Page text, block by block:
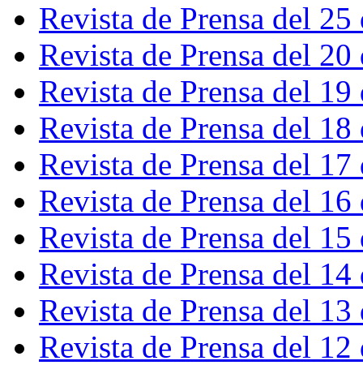
Revista de Prensa del
Revista de Prensa del
Revista de Prensa del
Revista de Prensa del
Revista de Prensa del
Revista de Prensa del
Revista de Prensa del
Revista de Prensa del
Revista de Prensa del
Revista de Prensa del